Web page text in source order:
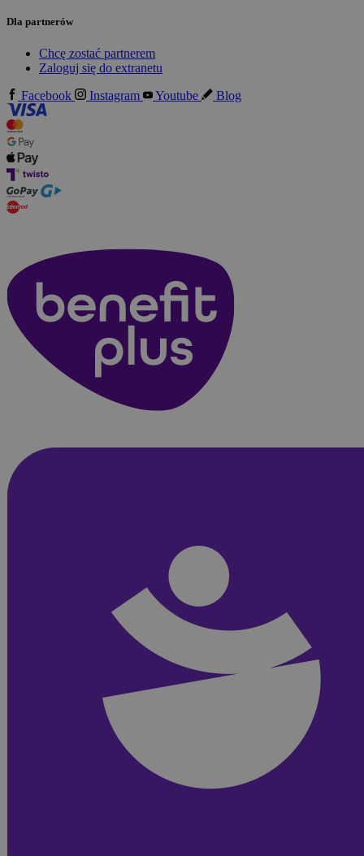
Dla partnerów
Chcę zostać partnerem
Zaloguj się do extranetu
Facebook
Instagram Youtube Blog